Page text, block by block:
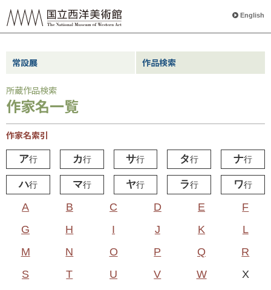
English
常設展 作品検索
所蔵作品検索
作家名一覧
作家名索引
ア行 カ行 サ行 タ行 ナ行
ハ行 マ行 ヤ行 ラ行 ワ行
A B C D E
F
G
H I J K
L
M
N O P Q
R
S
T U V W
X